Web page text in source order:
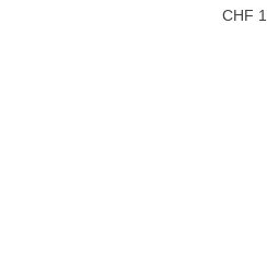
Prijs
CHF